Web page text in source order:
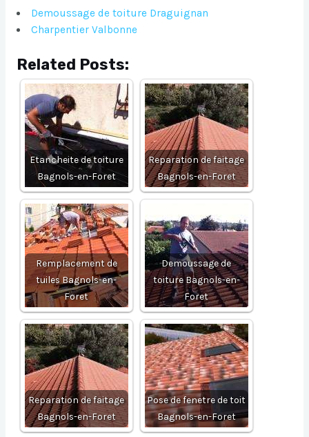
Demoussage de toiture Draguignan
Charpentier Valbonne
Related Posts:
Etancheite de toiture
Bagnols-en-Foret
Reparation de faitage
Bagnols-en-Foret
Remplacement de
tuiles Bagnols-en-
Foret
Demoussage de
toiture Bagnols-en-
Foret
Reparation de faitage
Bagnols-en-Foret
Pose de fenetre de toit
Bagnols-en-Foret